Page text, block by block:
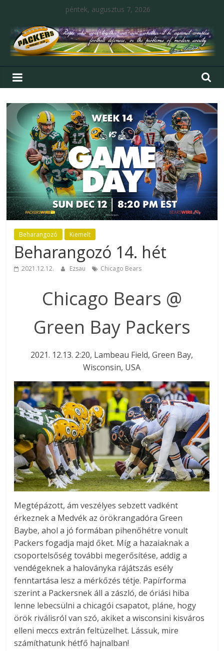
péntek, augusztus 7, 2026
Beharangozó Kiemelt
Beharangozó 14. hét
2021.12.12. Ezsau Chicago Bears
Chicago Bears @
Green Bay Packers
2021. 12.13. 2:20, Lambeau Field, Green Bay,
Wisconsin, USA
Megtépázott, ám veszélyes sebzett vadként
érkeznek a Medvék az örökrangadóra Green
Baybe, ahol a jó formában pihenőhétre vonult
Packers fogadja majd őket. Míg a hazaiaknak a
csoportelsőség további megerősítése, addig a
vendégeknek a haloványka rájátszás esély
fenntartása lesz a mérkőzés tétje. Papírforma
szerint a Packersnek áll a zászló, de óriási hiba
lenne lebecsülni a chicagói csapatot, pláne, hogy
örök riválisról van szó, akiket a wisconsini kisváros
elleni meccs extrán feltüzelhet. Lássuk, mire
számíthatunk hétfő hajnalban!